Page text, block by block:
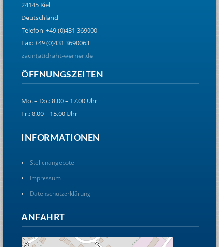
24145 Kiel
Deutschland
Telefon: +49 (0)431 369000
Fax: +49 (0)431 3690063
zaun(at)draht-werner.de
ÖFFNUNGSZEITEN
Mo. – Do.: 8.00 – 17.00 Uhr
Fr.: 8.00 – 15.00 Uhr
INFORMATIONEN
Stellenangebote
Impressum
Datenschutzerklärung
ANFAHRT